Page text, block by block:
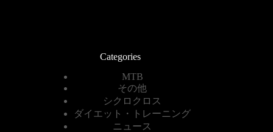
Categories
MTB
その他
シクロクロス
ダイエット・トレーニング
ニュース